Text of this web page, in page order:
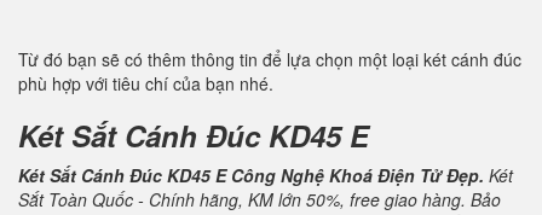
Từ đó bạn sẽ có thêm thông tin để lựa chọn một loại két cánh đúc
phù hợp với tiêu chí của bạn nhé.
Két Sắt Cánh Đúc KD45 E
Két Sắt Cánh Đúc KD45 E Công Nghệ Khoá Điện Tử Đẹp. Két
Sắt Toàn Quốc - Chính hãng, KM lớn 50%, free giao hàng. Bảo